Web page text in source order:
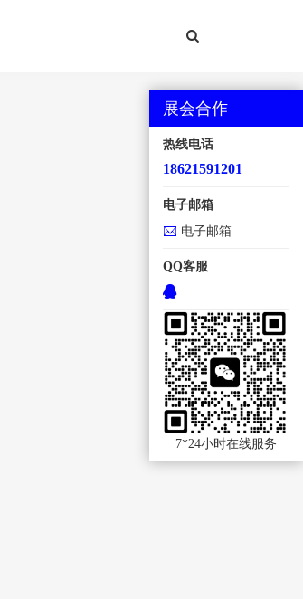
展会合作
热线电话
18621591201
电子邮箱
电子邮箱
QQ客服
7*24小时在线服务